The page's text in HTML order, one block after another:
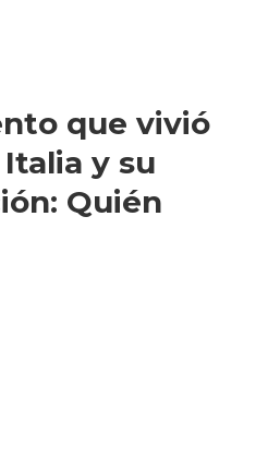
que vivió
y su
Quién